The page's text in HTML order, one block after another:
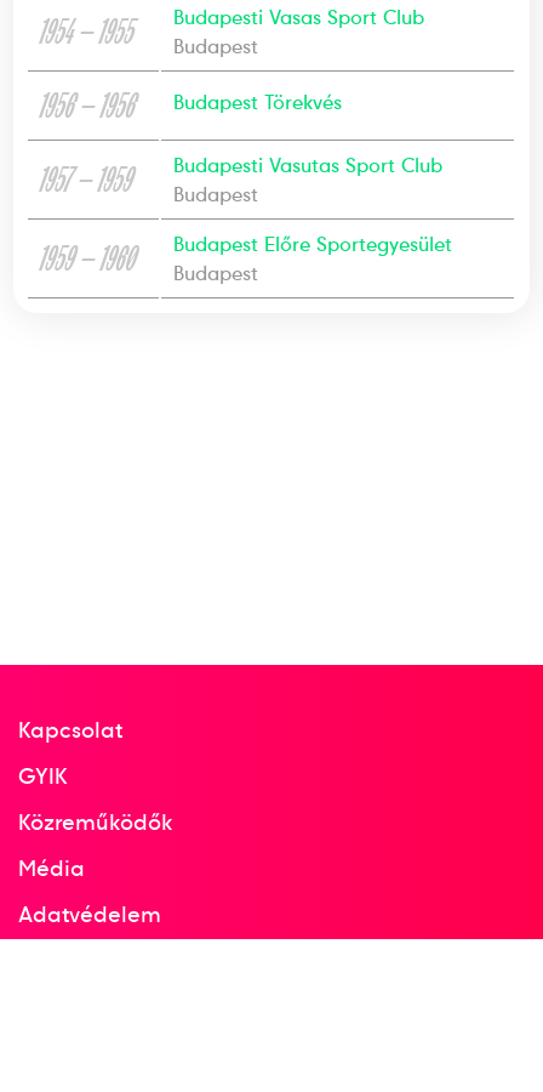
1954 — 1955
Budapesti Vasas Sport Club
Budapest
1956 — 1956 Budapest Törekvés
1957 — 1959
Budapesti Vasutas Sport Club
Budapest
1959 — 1960
Budapest Előre Sportegyesület
Budapest
Kapcsolat
GYIK
Közreműködők
Média
Adatvédelem